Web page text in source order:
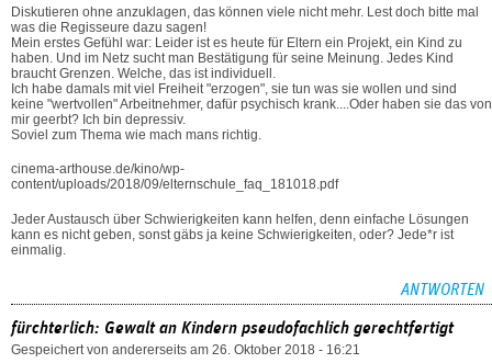
Diskutieren ohne anzuklagen, das können viele nicht mehr. Lest doch bitte mal
was die Regisseure dazu sagen!
Mein erstes Gefühl war: Leider ist es heute für Eltern ein Projekt, ein Kind zu
haben. Und im Netz sucht man Bestätigung für seine Meinung. Jedes Kind
braucht Grenzen. Welche, das ist individuell.
Ich habe damals mit viel Freiheit "erzogen", sie tun was sie wollen und sind
keine "wertvollen" Arbeitnehmer, dafür psychisch krank....Oder haben sie das von
mir geerbt? Ich bin depressiv.
Soviel zum Thema wie mach mans richtig.
cinema-arthouse.de/kino/wp-
content/uploads/2018/09/elternschule_faq_181018.pdf
Jeder Austausch über Schwierigkeiten kann helfen, denn einfache Lösungen
kann es nicht geben, sonst gäbs ja keine Schwierigkeiten, oder? Jede*r ist
einmalig.
ANTWORTEN
fürchterlich: Gewalt an Kindern pseudofachlich gerechtfertigt
Gespeichert von andererseits am 26. Oktober 2018 - 16:21